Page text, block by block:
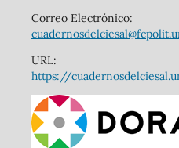
Correo Electrónico:
URL:
https://